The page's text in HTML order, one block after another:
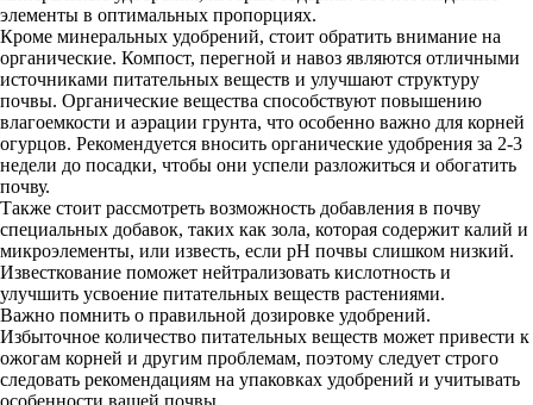
элементы в оптимальных пропорциях.
Кроме минеральных удобрений, стоит обратить внимание на
органические. Компост, перегной и навоз являются отличными
источниками питательных веществ и улучшают структуру
почвы. Органические вещества способствуют повышению
влагоемкости и аэрации грунта, что особенно важно для корней
огурцов. Рекомендуется вносить органические удобрения за 2-3
недели до посадки, чтобы они успели разложиться и обогатить
почву.
Также стоит рассмотреть возможность добавления в почву
специальных добавок, таких как зола, которая содержит калий и
микроэлементы, или известь, если pH почвы слишком низкий.
Известкование поможет нейтрализовать кислотность и
улучшить усвоение питательных веществ растениями.
Важно помнить о правильной дозировке удобрений.
Избыточное количество питательных веществ может привести к
ожогам корней и другим проблемам, поэтому следует строго
следовать рекомендациям на упаковках удобрений и учитывать
особенности вашей почвы.